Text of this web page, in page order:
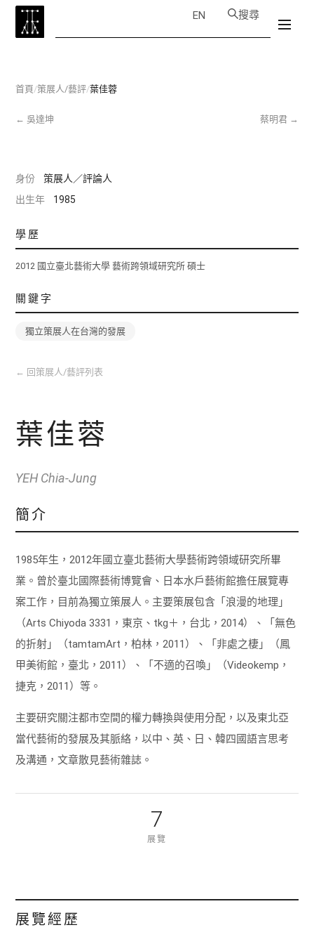
EN 搜尋
首頁/策展人/藝評/葉佳蓉
←吳達坤 蔡明君→
身份
策展人／評論人
出生年
1985
學歷
2012 國立臺北藝術大學 藝術跨領域研究所 碩士
關鍵字
獨立策展人在台灣的發展
← 回策展人/藝評列表
葉佳蓉
YEH Chia-Jung
簡介
1985年生，2012年國立臺北藝術大學藝術跨領域研究所畢
業。曾於臺北國際藝術博覽會、日本水戶藝術館擔任展覽專
案工作，目前為獨立策展人。主要策展包含「浪漫的地理」
（Arts Chiyoda 3331，東京、tkg＋，台北，2014）、「無色
的折射」（tamtamArt，柏林，2011）、「非處之棲」（鳳
甲美術館，臺北，2011）、「不適的召喚」（Videokemp，
捷克，2011）等。
主要研究關注都市空間的權力轉換與使用分配，以及東北亞
當代藝術的發展及其脈絡，以中、英、日、韓四國語言思考
及溝通，文章散見藝術雜誌。
7
展覽
展覽經歷